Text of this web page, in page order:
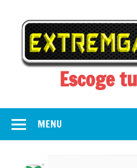
content
Escoge
MENU